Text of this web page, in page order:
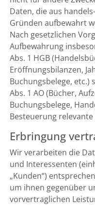
Daten, die aus
Gründen aufbewahrt
Nach gesetzlichen
Aufbewahrung
Abs. 1 HGB
Eröffnungsbilanzen,
Buchungsbelege, etc.)
Abs. 1 AO (Bücher,
Buchungsbelege,
Besteuerung
Erbringung
Wir verarbeiten die
und Interessenten
„Kunden“)
um ihnen gegenüber
vorvertraglichen